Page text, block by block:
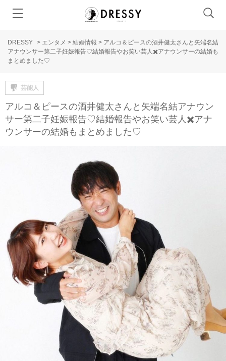
DRESSY > エンタメ > 結婚情報 > アルコ＆ピースの酒井健太さんと矢端名結
アナウンサー第二子妊娠報告♡結婚報告やお笑い芸人✖️アナウンサーの結婚も
まとめました♡
芸能人
アルコ＆ピースの酒井健太さんと矢端名結アナウン
サー第二子妊娠報告♡結婚報告やお笑い芸人✖️アナ
ウンサーの結婚もまとめました♡